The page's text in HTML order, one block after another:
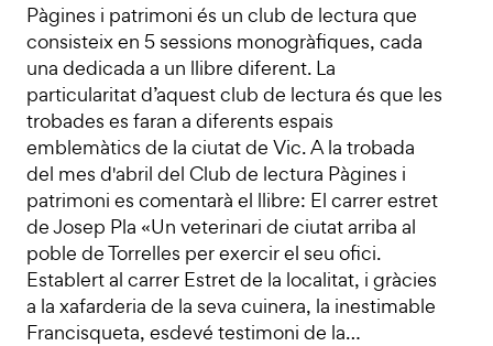
Pàgines i patrimoni és un club de lectura que
consisteix en 5 sessions monogràfiques, cada
una dedicada a un llibre diferent. La
particularitat d’aquest club de lectura és que les
trobades es faran a diferents espais
emblemàtics de la ciutat de Vic. A la trobada
del mes d'abril del Club de lectura Pàgines i
patrimoni es comentarà el llibre: El carrer estret
de Josep Pla «Un veterinari de ciutat arriba al
poble de Torrelles per exercir el seu ofici.
Establert al carrer Estret de la localitat, i gràcies
a la xafarderia de la seva cuinera, la inestimable
Francisqueta, esdevé testimoni de la…